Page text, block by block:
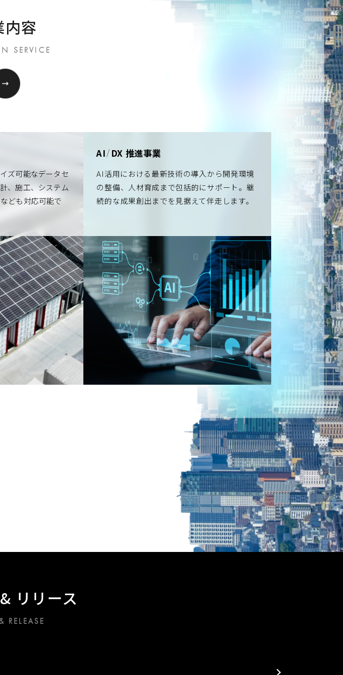
内容
SERVICE
ズ可能なデータセ
、施工、システム
ども対応可能で
AI/ DX 推進事業
AI活用における最新技術の導入から開発環境
の整備、人材育成まで包括的にサポート。継
続的な成果創出までを見据えて伴走します。
リリース
RELEASE